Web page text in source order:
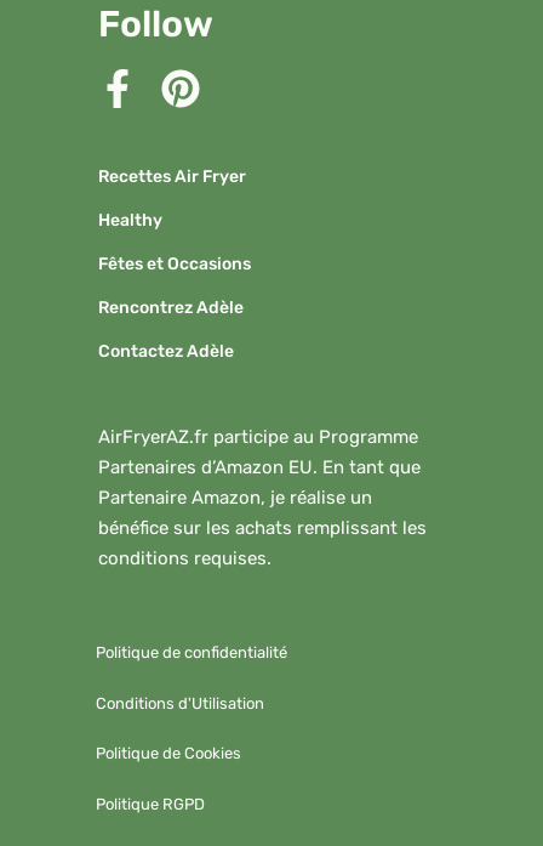
Follow
Recettes Air Fryer
Healthy
Fêtes et Occasions
Rencontrez Adèle
Contactez Adèle
AirFryerAZ.fr participe au Programme
Partenaires d’Amazon EU. En tant que
Partenaire Amazon, je réalise un
bénéfice sur les achats remplissant les
conditions requises.
Politique de confidentialité
Conditions d'Utilisation
Politique de Cookies
Politique RGPD